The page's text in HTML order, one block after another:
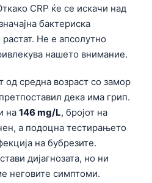
CRP ќе се искачи над
бактериска
Не е апсолутно
нашето внимание.
од средна возраст со замор
дека има грип.
на 146 mg/L, бројот на
а подоцна тестирањето
на бубрезите.
дијагнозата, но ни
неговите симптоми.